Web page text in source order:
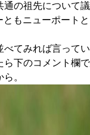
通の祖先について
もニューポート
べてみれば言って
ら下のコメント欄
。